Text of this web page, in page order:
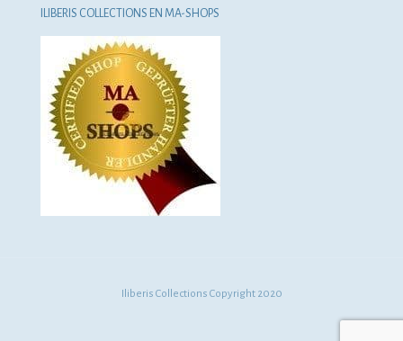
ILIBERIS COLLECTIONS EN MA-SHOPS
Iliberis Collections Copyright 2020